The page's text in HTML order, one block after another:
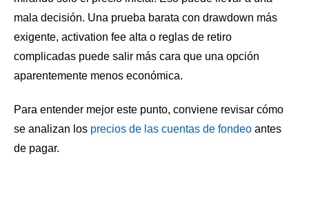
mala decisión. Una prueba barata con drawdown más
exigente, activation fee alta o reglas de retiro
complicadas puede salir más cara que una opción
aparentemente menos económica.
Para entender mejor este punto, conviene revisar cómo
se analizan los precios de las cuentas de fondeo antes
de pagar.